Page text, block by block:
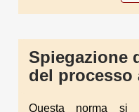
Spiegazione
del processo
Questa norma si